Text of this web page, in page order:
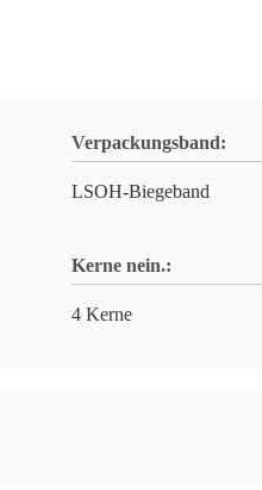
Verpackungsband:
LSOH-Biegeband
Kerne nein.:
4 Kerne